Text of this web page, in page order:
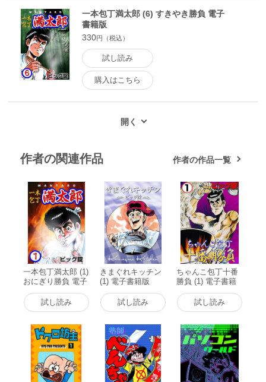
一本包丁満太郎 (6) すきやき勝負 電子
書籍版
330円（税込）
試し読み
購入はこちら
作者の関連作品 作者の作品一覧
一本包丁満太郎 (1)
おにぎり勝負 電子
書籍版
試し読み
きまぐれキッチン
(1) 電子書籍版
試し読み
ちゃんこ包丁十番
勝負 (1) 電子書籍
試し読み